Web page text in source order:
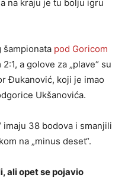
na kraju je tu bolju igru
šampionata pod Goricom
a golove za „plave“ su
Đukanović, koji je imao
Ukšanovića.
imaju 38 bodova i smanjili
na „minus deset“.
ali opet se pojavio